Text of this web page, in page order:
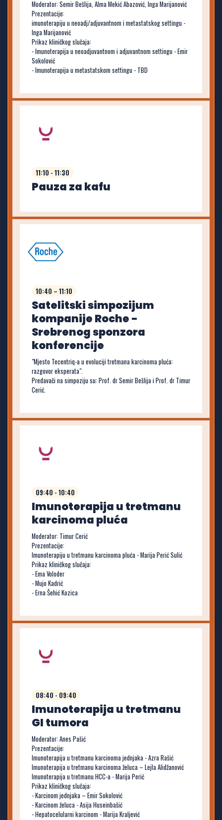
Moderator: Semir Bešlija, Alma Mekić Abazović, Inga Marijanović
Prezentacije:
imunoterapiju u neoadj/adjuvantnom i metastatskog settingu -
Inga Marijanović
Prikaz kliničkog slučaja:
- Imunoterapija u neoadjuvantnom i adjuvantnom settingu - Emir
Sokolović
- Imunoterapija u metastatskom settingu - TBD
11:10 - 11:30
Pauza za kafu
10:40 – 11:10
Satelitski simpozijum
kompanije Roche -
Srebrenog sponzora
konferencije
"Mjesto Tecentriq-a u evoluciji tretmana karcinoma pluća:
razgovor eksperata".
Predavači na simpoziju su: Prof. dr Semir Bešlija i Prof. dr Timur
Cerić.
09:40 - 10:40
Imunoterapija u tretmanu
karcinoma pluća
Moderator: Timur Cerić
Prezentacije:
Imunoterapiju u tretmanu karcinoma pluća - Marija Perić Sulić
Prikaz kliničkog slučaja:
- Ema Voloder
- Mujo Kadrić
- Erna Šehić Kozica
08:40 - 09:40
Imunoterapija u tretmanu
GI tumora
Moderator: Anes Pašić
Prezentacije:
Imunoterapija u tretmanu karcinoma jednjaka - Azra Rašić
Imunoterapija u tretmanu karcinoma želuca – Lejla Alidžanović
Imunoterapija u tretmanu HCC-a - Marija Perić
Prikaz kliničkog slučaja:
- Karcinom jednjaka – Emir Sokolović
- Karcinom želuca - Asija Huseinbašić
- Hepatocelularni karcinom - Marija Kraljević